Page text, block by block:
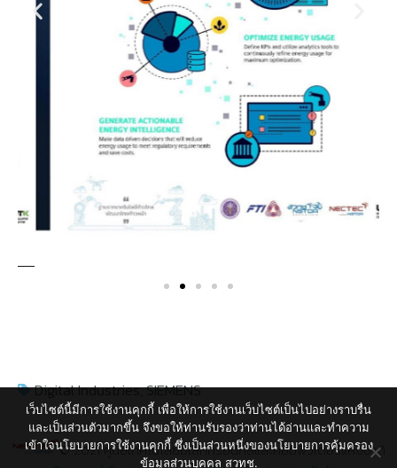
Digital Industries,SIEMENS
© 2021 ศูนย์เทคโนโลยีอิเล็กทรอนิกส์และคอมพิวเตอร์แห่งชาติ
เว็บไซต์นี้มีการใช้งานคุกกี้ เพื่อให้การใช้งานเว็บไซต์เป็นไปอย่างราบรื่น
และเป็นส่วนตัวมากขึ้น จึงขอให้ท่านรับรองว่าท่านได้อ่านและทำความ
เข้าใจนโยบายการใช้งานคุกกี้ ซึ่งเป็นส่วนหนึ่งของนโยบายการคุ้มครอง
ข้อมูลส่วนบุคคล สวทช.